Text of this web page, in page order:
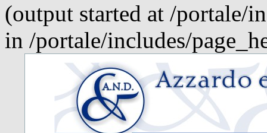
(output started at /portale/
in /portale/includes/